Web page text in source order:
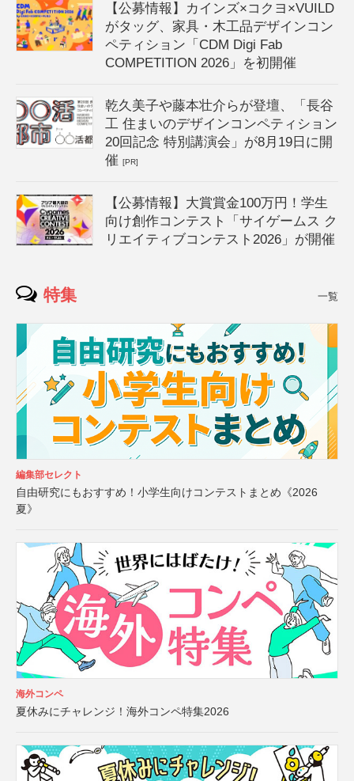
【公募情報】カインズ×コクヨ×VUILD
がタッグ、家具・木工品デザインコン
ペティション「CDM Digi Fab
COMPETITION 2026」を初開催
乾久美子や藤本壮介らが登壇、「長谷
工 住まいのデザインコンペティション
20回記念 特別講演会」が8月19日に開
催[PR]
【公募情報】大賞賞金100万円！学生
向け創作コンテスト「サイゲームス ク
リエイティブコンテスト2026」が開催
特集 一覧
編集部セレクト
自由研究にもおすすめ！小学生向けコンテストまとめ《2026
夏》
海外コンペ
夏休みにチャレンジ！海外コンペ特集2026